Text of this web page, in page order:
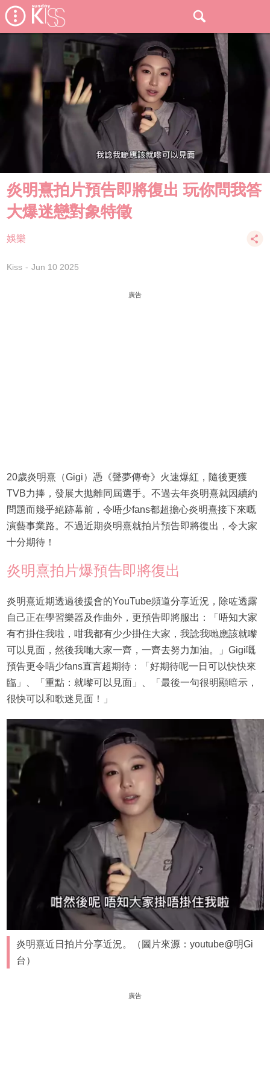
炎明熹拍片預告即將復出 玩你問我答
大爆迷戀對象特徵
娛樂
Kiss Jun 10 2025
廣告
20歲炎明熹（Gigi）憑《聲夢傳奇》火速爆紅，隨後更獲
TVB力捧，發展大拋離同屆選手。不過去年炎明熹就因續約
問題而幾乎絕跡幕前，令唔少fans都超擔心炎明熹接下來嘅
演藝事業路。不過近期炎明熹就拍片預告即將復出，令大家
十分期待！
炎明熹拍片爆預告即將復出
炎明熹近期透過後援會的YouTube頻道分享近況，除咗透露
自己正在學習樂器及作曲外，更預告即將服出：「唔知大家
有冇掛住我啦，咁我都有少少掛住大家，我諗我哋應該就嚟
可以見面，然後我哋大家一齊，一齊去努力加油。」Gigi嘅
預告更令唔少fans直言超期待：「好期待呢一日可以快快來
臨」、「重點：就嚟可以見面」、「最後一句很明顯暗示，
很快可以和歌迷見面！」
炎明熹近日拍片分享近況。（圖片來源：youtube@明Gi
台）
廣告